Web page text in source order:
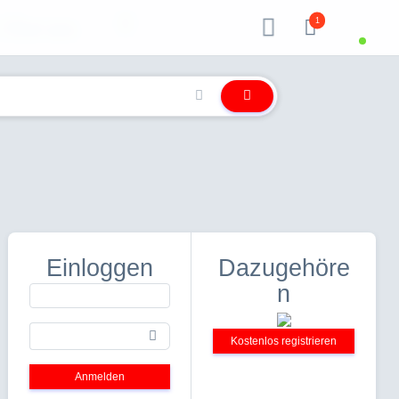
1
Einloggen
Dazugehöre
n
Kostenlos registrieren